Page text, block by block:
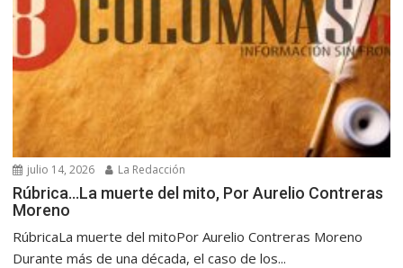
julio 14, 2026 La Redacción
Rúbrica…La muerte del mito, Por Aurelio Contreras
Moreno
RúbricaLa muerte del mitoPor Aurelio Contreras Moreno
Durante más de una década, el caso de los...